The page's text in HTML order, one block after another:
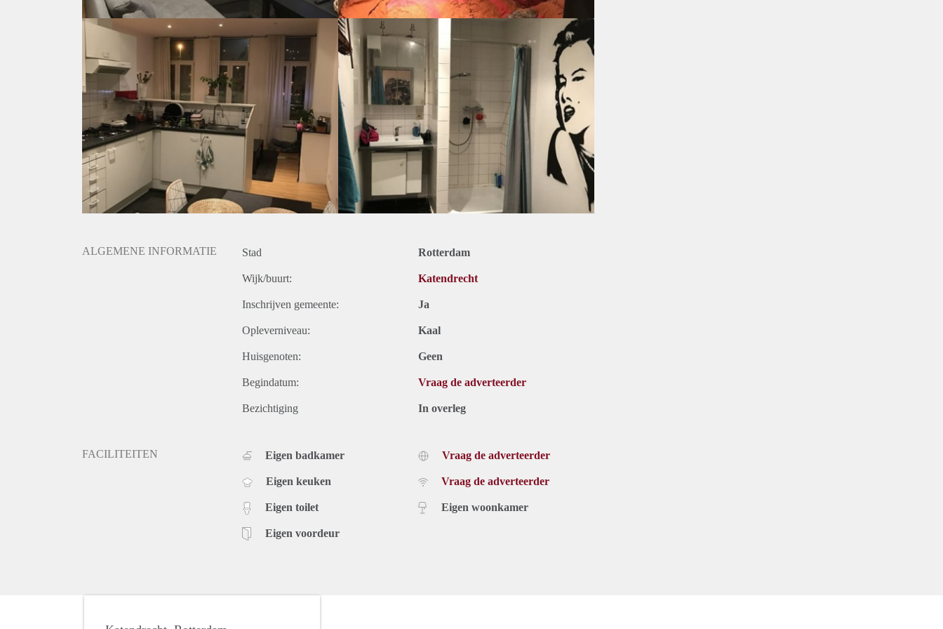
ALGEMENE INFORMATIE Stad Rotterdam
Wijk/buurt: Katendrecht
Inschrijven gemeente: Ja
Opleverniveau: Kaal
Huisgenoten: Geen
Begindatum: Vraag de adverteerder
Bezichtiging In overleg
FACILITEITEN Eigen badkamer
Eigen keuken
Eigen toilet
Eigen voordeur
Vraag de adverteerder
Vraag de adverteerder
Eigen woonkamer